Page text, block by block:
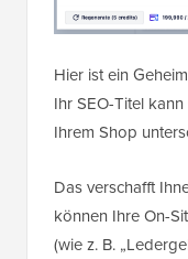
Hier ist ein
Ihr SEO-Titel
Ihrem Shop
Das verschafft
können Ihre On-
(wie z. B.